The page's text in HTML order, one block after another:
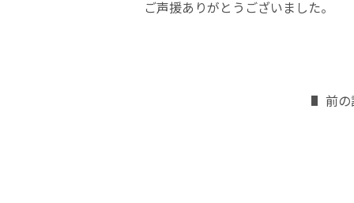
ご声援ありがとうございました。
前